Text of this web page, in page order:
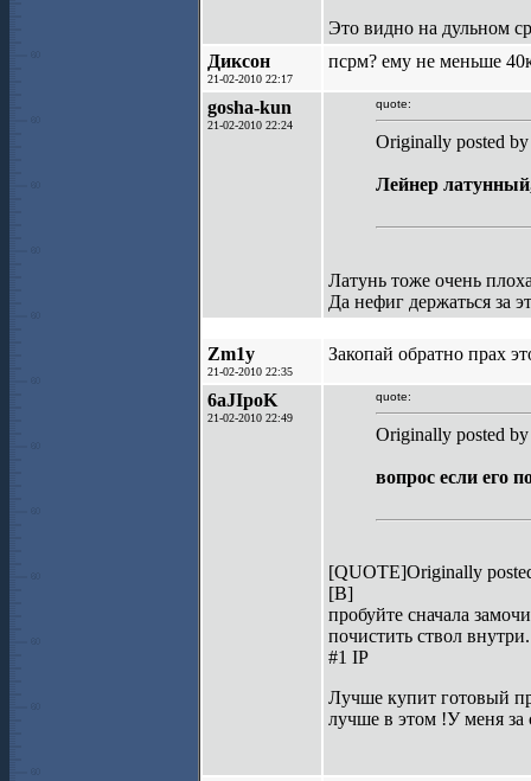
Это видно на дульном
Диксон
21-02-2010 22:17
псрм? ему не меньше
gosha-kun
21-02-2010 22:24
quote:
Originally posted
Лейнер
Латунь тоже очень
Да нефиг держаться за
Zm1y
21-02-2010 22:35
Закопай обратно прах
6aJIpoK
21-02-2010 22:49
quote:
Originally posted
вопрос если его
[QUOTE]Originally
[B]
пробуйте сначала
почистить ствол
#1 IP
Лучше купит готовый
лучше в этом !У меня за